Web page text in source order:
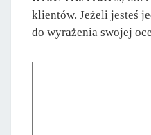
klientów. Jeżeli jesteś
do wyrażenia swojej